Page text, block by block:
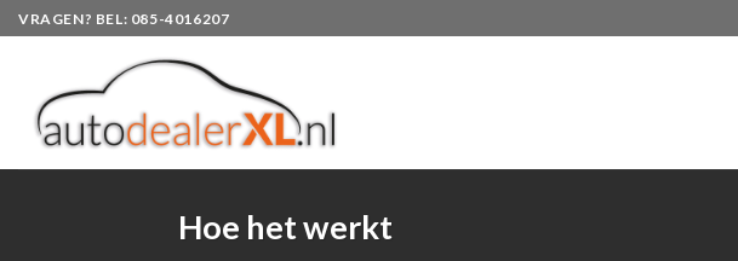
Skip
to
VRAGEN? BEL: 085-4016207
Hoe het werkt